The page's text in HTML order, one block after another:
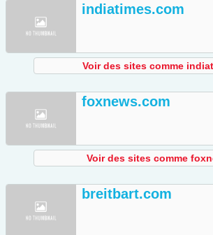
indiatimes.com
Voir des sites comme
foxnews.com
Voir des sites comme
breitbart.com